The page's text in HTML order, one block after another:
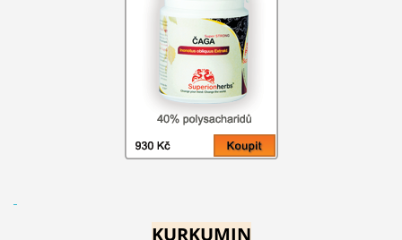
KURKUMIN